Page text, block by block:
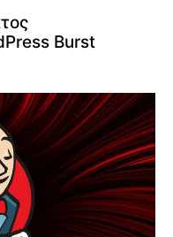
Burst